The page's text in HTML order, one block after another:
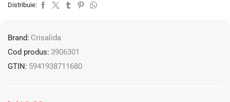
Distribuie:
Brand: Crisalida
Cod produs: 3906301
GTIN: 5941938711680